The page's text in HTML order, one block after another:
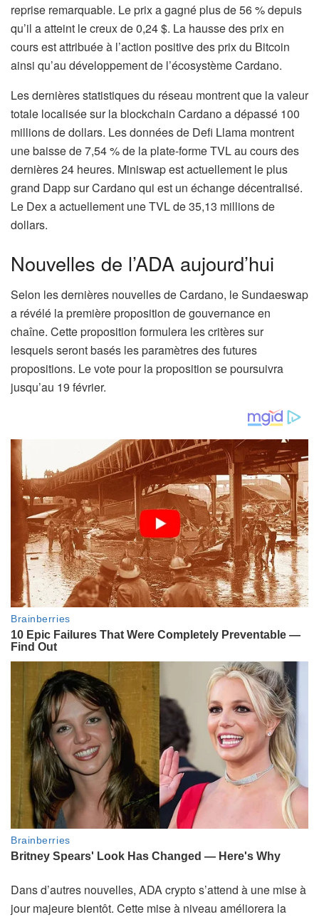
reprise remarquable. Le prix a gagné plus de 56 % depuis
qu’il a atteint le creux de 0,24 $. La hausse des prix en
cours est attribuée à l’action positive des prix du Bitcoin
ainsi qu’au développement de l’écosystème Cardano.
Les dernières statistiques du réseau montrent que la valeur
totale localisée sur la blockchain Cardano a dépassé 100
millions de dollars. Les données de Defi Llama montrent
une baisse de 7,54 % de la plate-forme TVL au cours des
dernières 24 heures. Miniswap est actuellement le plus
grand Dapp sur Cardano qui est un échange décentralisé.
Le Dex a actuellement une TVL de 35,13 millions de
dollars.
Nouvelles de l’ADA aujourd’hui
Selon les dernières nouvelles de Cardano, le Sundaeswap
a révélé la première proposition de gouvernance en
chaîne. Cette proposition formulera les critères sur
lesquels seront basés les paramètres des futures
propositions. Le vote pour la proposition se poursuivra
jusqu’au 19 février.
Dans d’autres nouvelles, ADA crypto s’attend à une mise à
jour majeure bientôt. Cette mise à niveau améliorera la